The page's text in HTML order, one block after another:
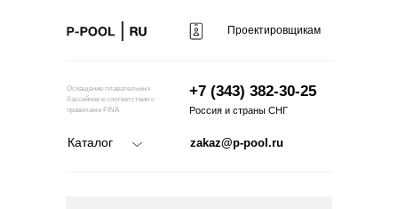
Оснащение плавательных
бассейнов в соответствии с
правилами FINA
Каталог zakaz@p-pool.ru
Проектировщикам
+7 (343) 382-30-25
Россия и страны СНГ